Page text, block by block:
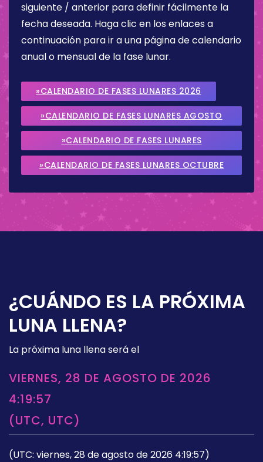
siguiente / anterior para definir fácilmente la
fecha deseada. Haga clic en los enlaces a
continuación para ir a una página de calendario
anual o mensual de la fase lunar.
»CALENDARIO DE FASES LUNARES 2026
»CALENDARIO DE FASES LUNARES AGOSTO
2026
»CALENDARIO DE FASES LUNARES
SEPTIEMBRE 2026
»CALENDARIO DE FASES LUNARES OCTUBRE
¿CUÁNDO ES LA PRÓXIMA
LUNA LLENA?
La próxima luna llena será el
VIERNES, 28 DE AGOSTO DE 2026
4:19:57
(UTC, UTC)
(UTC: viernes, 28 de agosto de 2026 4:19:57)